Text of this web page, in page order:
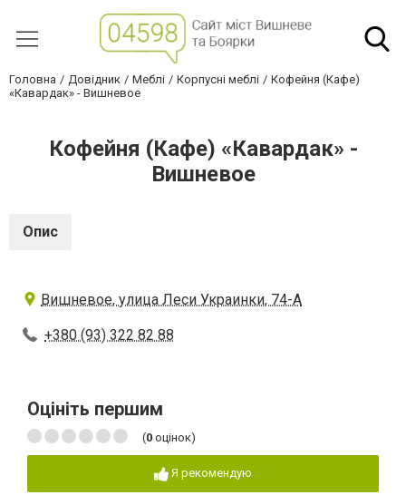
Головна Довідник Меблі Корпусні меблі
Кофейня (Кафе)
«Кавардак» - Вишневое
Кофейня (Кафе) «Кавардак» -
Вишневое
Опис
Вишневое, улица Леси Украинки, 74-А
+380 (93) 322 82 88
Оцініть першим
(0 оцінок)
Я рекомендую